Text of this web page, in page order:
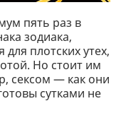
пять раз в
зодиака,
плотских утех,
Но стоит им
сексом — как они
сутками не